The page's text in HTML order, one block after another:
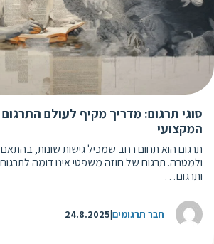
סוגי תרגום: מדריך מקיף לעולם התרגום
המקצועי
תרגום הוא תחום רחב שמכיל גישות שונות,
ולמטרה. תרגום של חוזה משפטי אינו דומה
ותרגום…
חבר תרגומים24.8.2025